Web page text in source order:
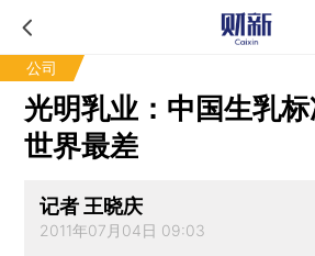
公司
光明乳业：中国生乳
世界最差
记者 王晓庆
2011年07月04日 09:03